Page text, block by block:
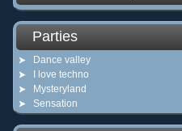
Parties
Dance valley
I love techno
Mysteryland
Sensation